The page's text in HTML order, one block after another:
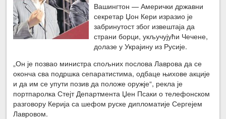
Вашингтон — Амерички државни
секретар Џон Кери изразио је
забринутост због извештаја да
страни борци, укључујући Чечене,
долазе у Украјину из Русије.
„Он је позвао министра спољних послова Лаврова да се
оконча сва подршка сепаратистима, одбаце њихове акције
и да им се упути позив да положе оружје“, рекла је
портпаролка Стејт Департмента Џен Псаки о телефонском
разговору Керија са шефом руске дипломатије Сергејем
Лавровом.